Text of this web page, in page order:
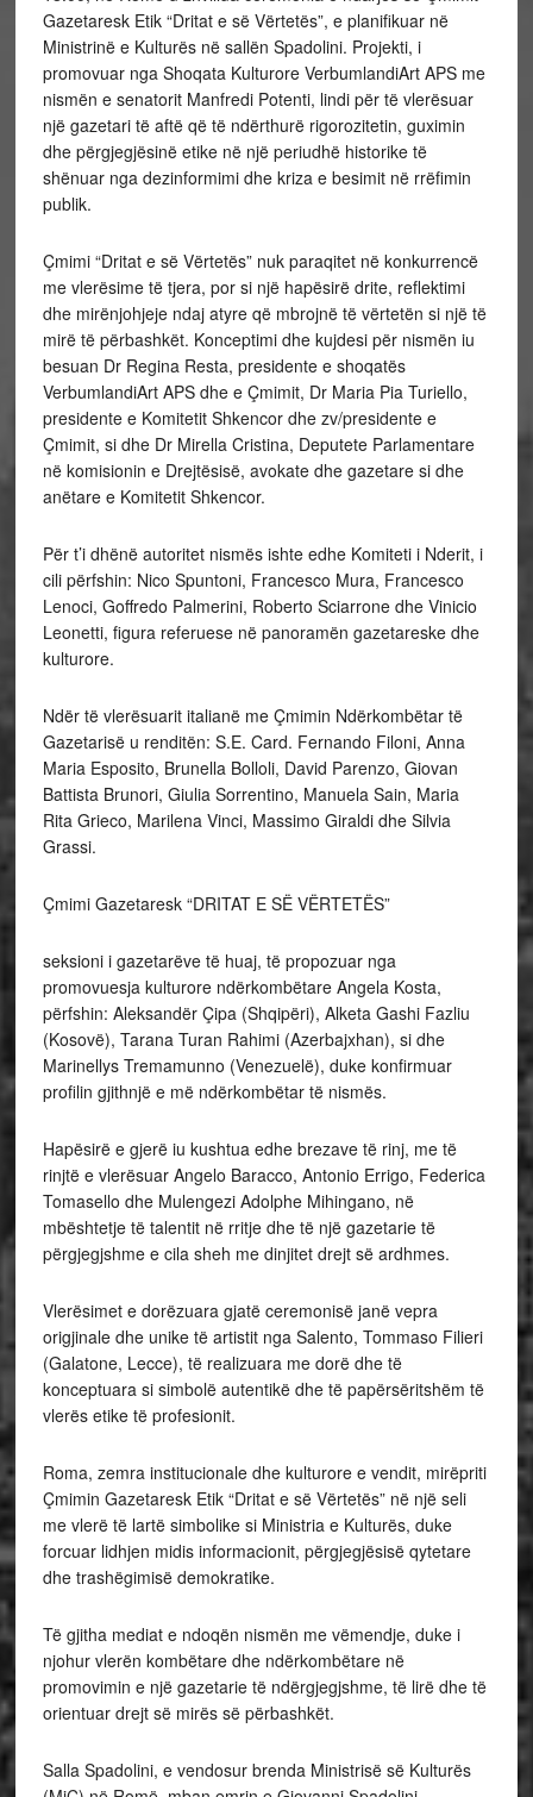
Gazetaresk Etik “Dritat e së Vërtetës”, e planifikuar në
Ministrinë e Kulturës në sallën Spadolini. Projekti, i
promovuar nga Shoqata Kulturore VerbumlandiArt APS me
nismën e senatorit Manfredi Potenti, lindi për të vlerësuar
një gazetari të aftë që të ndërthurë rigorozitetin, guximin
dhe përgjegjësinë etike në një periudhë historike të
shënuar nga dezinformimi dhe kriza e besimit në rrëfimin
publik.
Çmimi “Dritat e së Vërtetës” nuk paraqitet në konkurrencë
me vlerësime të tjera, por si një hapësirë drite, reflektimi
dhe mirënjohjeje ndaj atyre që mbrojnë të vërtetën si një të
mirë të përbashkët. Konceptimi dhe kujdesi për nismën iu
besuan Dr Regina Resta, presidente e shoqatës
VerbumlandiArt APS dhe e Çmimit, Dr Maria Pia Turiello,
presidente e Komitetit Shkencor dhe zv/presidente e
Çmimit, si dhe Dr Mirella Cristina, Deputete Parlamentare
në komisionin e Drejtësisë, avokate dhe gazetare si dhe
anëtare e Komitetit Shkencor.
Për t’i dhënë autoritet nismës ishte edhe Komiteti i Nderit, i
cili përfshin: Nico Spuntoni, Francesco Mura, Francesco
Lenoci, Goffredo Palmerini, Roberto Sciarrone dhe Vinicio
Leonetti, figura referuese në panoramën gazetareske dhe
kulturore.
Ndër të vlerësuarit italianë me Çmimin Ndërkombëtar të
Gazetarisë u renditën: S.E. Card. Fernando Filoni, Anna
Maria Esposito, Brunella Bolloli, David Parenzo, Giovan
Battista Brunori, Giulia Sorrentino, Manuela Sain, Maria
Rita Grieco, Marilena Vinci, Massimo Giraldi dhe Silvia
Grassi.
Çmimi Gazetaresk “DRITAT E SË VËRTETËS”
seksioni i gazetarëve të huaj, të propozuar nga
promovuesja kulturore ndërkombëtare Angela Kosta,
përfshin: Aleksandër Çipa (Shqipëri), Alketa Gashi Fazliu
(Kosovë), Tarana Turan Rahimi (Azerbajxhan), si dhe
Marinellys Tremamunno (Venezuelë), duke konfirmuar
profilin gjithnjë e më ndërkombëtar të nismës.
Hapësirë e gjerë iu kushtua edhe brezave të rinj, me të
rinjtë e vlerësuar Angelo Baracco, Antonio Errigo, Federica
Tomasello dhe Mulengezi Adolphe Mihingano, në
mbështetje të talentit në rritje dhe të një gazetarie të
përgjegjshme e cila sheh me dinjitet drejt së ardhmes.
Vlerësimet e dorëzuara gjatë ceremonisë janë vepra
origjinale dhe unike të artistit nga Salento, Tommaso Filieri
(Galatone, Lecce), të realizuara me dorë dhe të
konceptuara si simbolë autentikë dhe të papërsëritshëm të
vlerës etike të profesionit.
Roma, zemra institucionale dhe kulturore e vendit, mirëpriti
Çmimin Gazetaresk Etik “Dritat e së Vërtetës” në një seli
me vlerë të lartë simbolike si Ministria e Kulturës, duke
forcuar lidhjen midis informacionit, përgjegjësisë qytetare
dhe trashëgimisë demokratike.
Të gjitha mediat e ndoqën nismën me vëmendje, duke i
njohur vlerën kombëtare dhe ndërkombëtare në
promovimin e një gazetarie të ndërgjegjshme, të lirë dhe të
orientuar drejt së mirës së përbashkët.
Salla Spadolini, e vendosur brenda Ministrisë së Kulturës